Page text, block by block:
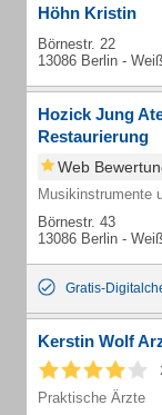
Höhn Kristin
Börnestr. 22
13086 Berlin -
Hozick Jung
Restaurierung
Web
Musikinstrumente
Börnestr. 43
13086 Berlin -
Gratis-
Kerstin Wolf
Praktische Ärzte